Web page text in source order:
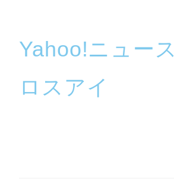
Yahoo!ニュース
ロスアイ